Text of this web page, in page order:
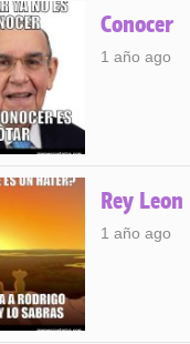
Conocer
1 año ago
Rey Leon
1 año ago